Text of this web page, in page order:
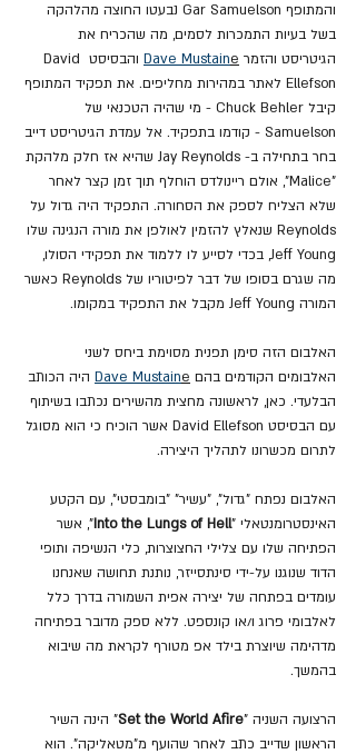
והמתופף Gar Samuelson נבעטו החוצה מהלהקה
בשל בעיות התמכרות לסמים, מה שהכריח את
הגיטריסט והזמר
Dave Mustaine
והבסיסט David
Ellefson לאתר במהירות מחליפים. את תפקיד המתופף
קיבל Chuck Behler - מי שהיה הטכנאי של
Samuelson - קודמו בתפקיד. אל עמדת הגיטריסט דייב
בחר בתחילה ב- Jay Reynolds שהיא אז חלק מלהקת
"Malice", אולם ריינולדס הוחלף תוך זמן קצר לאחר
שלא הצליח לספק את הסחורה. התפקיד היה גדול על
Reynolds שנאלץ להזמין לאולפן את מורה הנגינה שלו
Jeff Young, בכדי לסייע לו ללמוד את תפקידי הסולו,
מה שגרם בסופו של דבר לפיטוריו של Reynolds כאשר
המורה Jeff Young מקבל את התפקיד במקומו.
האלבום הזה סימן תפנית מסוימת ביחס לשני
האלבומים הקודמים בהם
Dave Mustaine
היה הכותב
הבלעדי. כאן, לראשונה מחצית מהשירים נכתבו בשיתוף
עם הבסיסט David Ellefson אשר הוכיח כי הוא מסוגל
לתרום מכשרונו לתהליך היצירה.
האלבום נפתח "גדול", "עשיר" "בומבסטי", עם הקטע
האינסטרומנטאלי "Into the Lungs of Hell", אשר
הפתיחה שלו עם צלילי החצוצרות, כלי הנשיפה ותופי
הדוד שנוגנו על-ידי סינתסייזר, נותנת תחושה שאנחנו
עומדים בפתחה של יצירה אפית השמורה בדרך כלל
לאלבומי פרוג ו/או קונספט. ללא ספק מדובר בפתיחה
מדהימה שיוצרת בילד אפ מטורף לקראת מה שיבוא
בהמשך.
הרצועה השניה "Set the World Afire" הינה השיר
הראשון שדייב כתב לאחר שהועף מ"מטאליקה". הוא